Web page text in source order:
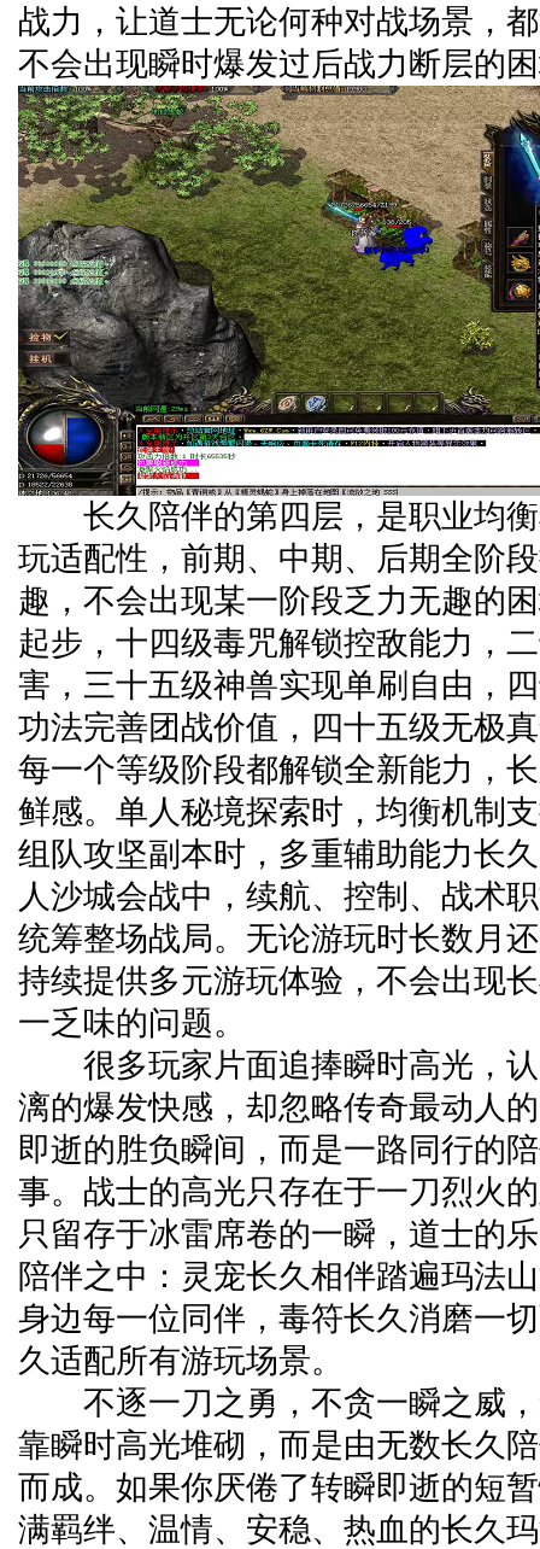
战力，让道士无论何种对战场景，
不会出现瞬时爆发过后战力断层的
长久陪伴的第四层，是职业均衡
玩适配性，前期、中期、后期全阶
趣，不会出现某一阶段乏力无趣的
起步，十四级毒咒解锁控敌能力，
害，三十五级神兽实现单刷自由，
功法完善团战价值，四十五级无极
每一个等级阶段都解锁全新能力，
鲜感。单人秘境探索时，均衡机制
组队攻坚副本时，多重辅助能力长
人沙城会战中，续航、控制、战术
统筹整场战局。无论游玩时长数月
持续提供多元游玩体验，不会出现
一乏味的问题。
很多玩家片面追捧瞬时高光，认
漓的爆发快感，却忽略传奇最动人
即逝的胜负瞬间，而是一路同行的
事。战士的高光只存在于一刀烈火
只留存于冰雷席卷的一瞬，道士的
陪伴之中：灵宠长久相伴踏遍玛法
身边每一位同伴，毒符长久消磨一
久适配所有游玩场景。
不逐一刀之勇，不贪一瞬之威，
靠瞬时高光堆砌，而是由无数长久
而成。如果你厌倦了转瞬即逝的短
满羁绊、温情、安稳、热血的长久